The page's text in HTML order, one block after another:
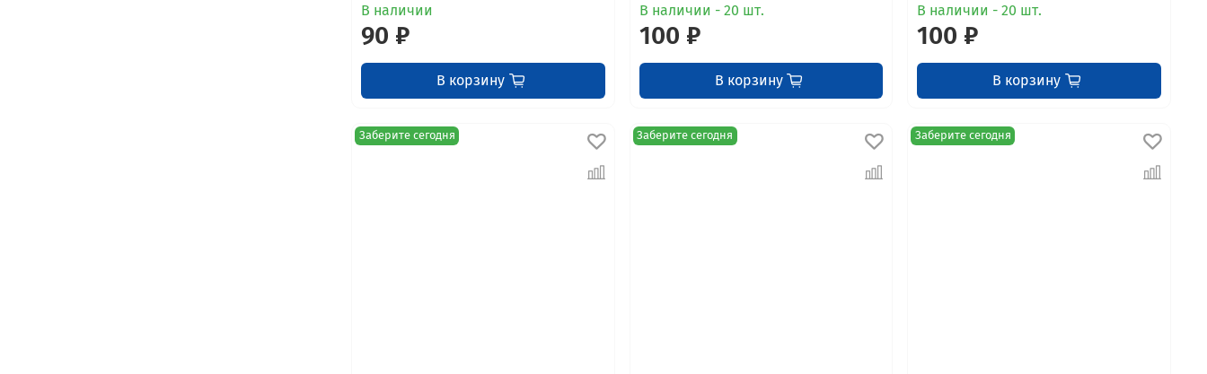
В наличии
90 ₽
В корзину
В наличии - 20 шт.
100 ₽
В корзину
В наличии - 20 шт.
100 ₽
В корзину
Заберите сегодня Заберите сегодня Заберите сегодня